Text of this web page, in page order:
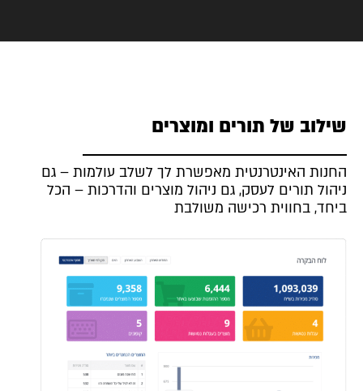
שילוב של תורים ומוצרים
החנות האינטרנטית מאפשרת לך לשלב עולמות – גם
ניהול תורים לעסק, גם ניהול מוצרים והדרכות – הכל
ביחד, בחווית רכישה משולבת